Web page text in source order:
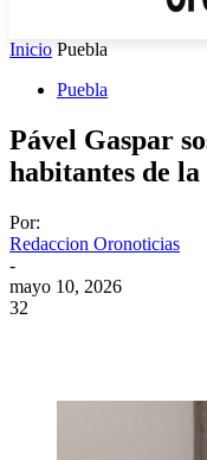
Inicio Puebla
Puebla
Pável Gaspar
habitantes de
Por:
Redaccion Oronoticias
-
mayo 10, 2026
32